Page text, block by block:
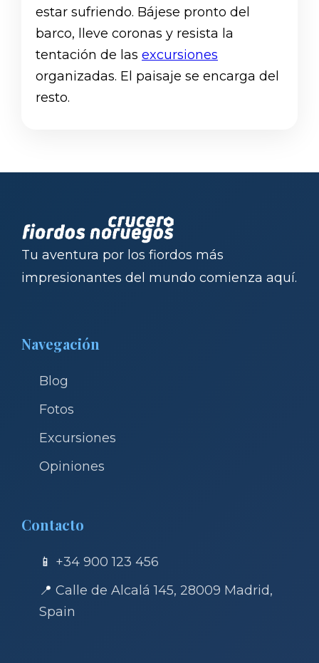
estar sufriendo. Bájese pronto del
barco, lleve coronas y resista la
tentación de las excursiones
organizadas. El paisaje se encarga del
resto.
Tu aventura por los fiordos más
impresionantes del mundo comienza aquí.
Navegación
Blog
Fotos
Excursiones
Opiniones
Contacto
📱 +34 900 123 456
📍 Calle de Alcalá 145, 28009 Madrid,
Spain